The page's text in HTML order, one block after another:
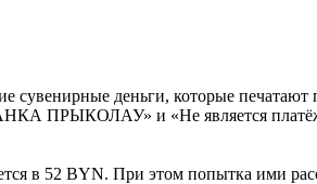
сувенирные деньги, которые
ПРЫКОЛАУ» и «Не является
в 52 BYN. При этом попытка ими